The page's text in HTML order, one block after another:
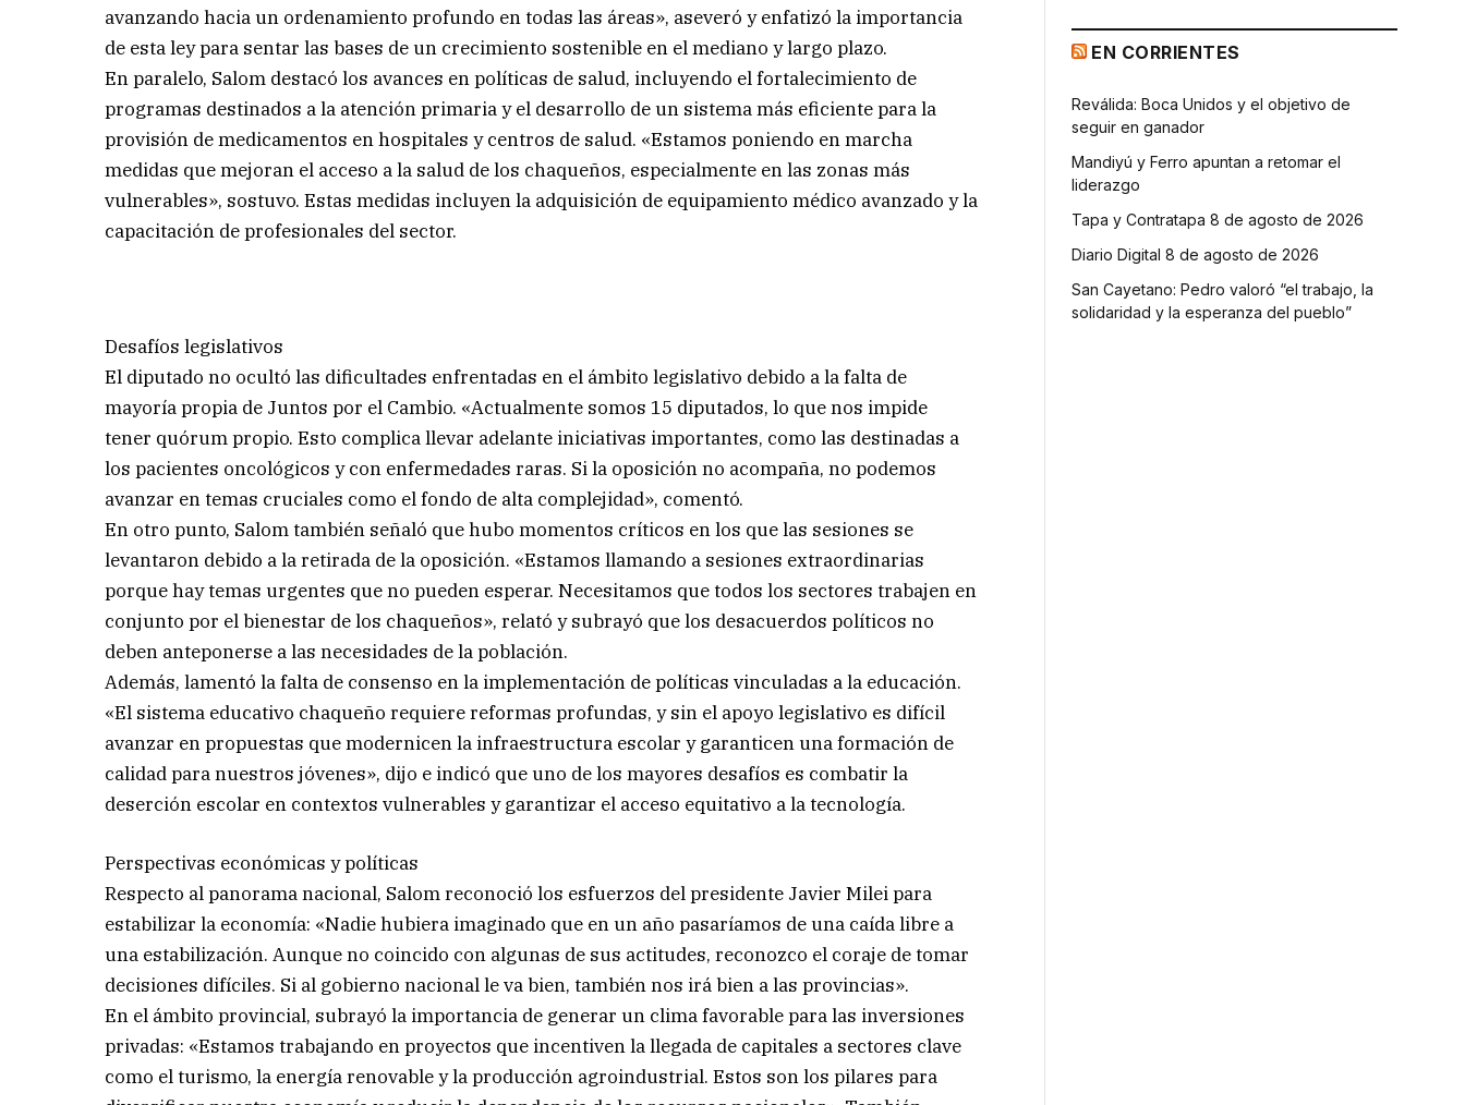
avanzando hacia un ordenamiento profundo en todas las áreas», aseveró y enfatizó la importancia
de esta ley para sentar las bases de un crecimiento sostenible en el mediano y largo plazo.
En paralelo, Salom destacó los avances en políticas de salud, incluyendo el fortalecimiento de
programas destinados a la atención primaria y el desarrollo de un sistema más eficiente para la
provisión de medicamentos en hospitales y centros de salud. «Estamos poniendo en marcha
medidas que mejoran el acceso a la salud de los chaqueños, especialmente en las zonas más
vulnerables», sostuvo. Estas medidas incluyen la adquisición de equipamiento médico avanzado y la
capacitación de profesionales del sector.
Desafíos legislativos
El diputado no ocultó las dificultades enfrentadas en el ámbito legislativo debido a la falta de
mayoría propia de Juntos por el Cambio. «Actualmente somos 15 diputados, lo que nos impide
tener quórum propio. Esto complica llevar adelante iniciativas importantes, como las destinadas a
los pacientes oncológicos y con enfermedades raras. Si la oposición no acompaña, no podemos
avanzar en temas cruciales como el fondo de alta complejidad», comentó.
En otro punto, Salom también señaló que hubo momentos críticos en los que las sesiones se
levantaron debido a la retirada de la oposición. «Estamos llamando a sesiones extraordinarias
porque hay temas urgentes que no pueden esperar. Necesitamos que todos los sectores trabajen en
conjunto por el bienestar de los chaqueños», relató y subrayó que los desacuerdos políticos no
deben anteponerse a las necesidades de la población.
Además, lamentó la falta de consenso en la implementación de políticas vinculadas a la educación.
«El sistema educativo chaqueño requiere reformas profundas, y sin el apoyo legislativo es difícil
avanzar en propuestas que modernicen la infraestructura escolar y garanticen una formación de
calidad para nuestros jóvenes», dijo e indicó que uno de los mayores desafíos es combatir la
deserción escolar en contextos vulnerables y garantizar el acceso equitativo a la tecnología.
Perspectivas económicas y políticas
Respecto al panorama nacional, Salom reconoció los esfuerzos del presidente Javier Milei para
estabilizar la economía: «Nadie hubiera imaginado que en un año pasaríamos de una caída libre a
una estabilización. Aunque no coincido con algunas de sus actitudes, reconozco el coraje de tomar
decisiones difíciles. Si al gobierno nacional le va bien, también nos irá bien a las provincias».
En el ámbito provincial, subrayó la importancia de generar un clima favorable para las inversiones
privadas: «Estamos trabajando en proyectos que incentiven la llegada de capitales a sectores clave
como el turismo, la energía renovable y la producción agroindustrial. Estos son los pilares para
EN CORRIENTES
Reválida: Boca Unidos y el objetivo de
seguir en ganador
Mandiyú y Ferro apuntan a retomar el
liderazgo
Tapa y Contratapa 8 de agosto de 2026
Diario Digital 8 de agosto de 2026
San Cayetano: Pedro valoró “el trabajo, la
solidaridad y la esperanza del pueblo”